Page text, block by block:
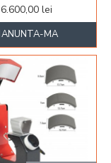
6.600,00 lei
ANUNTA-MA